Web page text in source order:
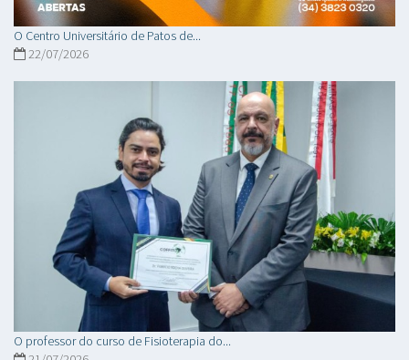
O Centro Universitário de Patos de...
22/07/2026
O professor do curso de Fisioterapia do...